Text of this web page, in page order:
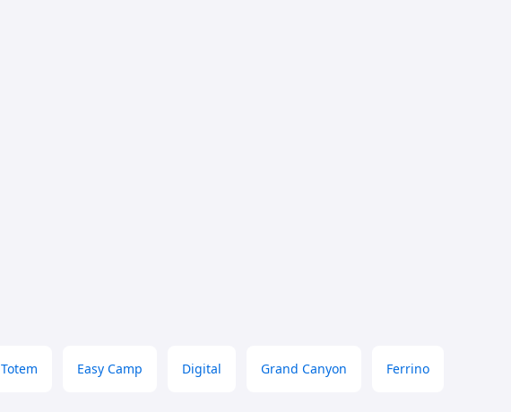
Totem Easy Camp Digital Grand Canyon Ferrino